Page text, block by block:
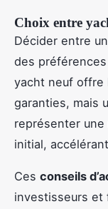
Choix entre
Décider entre un
des
yacht neuf offre
garanties, mais
représenter
initial,
Ces conseils
investisseurs et